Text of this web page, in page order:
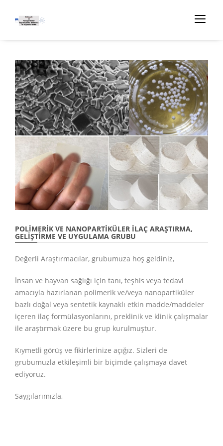
POLIMERIK VE NANOPARTIKÜLER İLAÇ ARAŞTIRMA,
GELIŞTIRME VE UYGULAMA GRUBU
Değerli Araştırmacılar, grubumuza hoş geldiniz,
İnsan ve hayvan sağlığı için tanı, teşhis veya tedavi
amacıyla hazırlanan polimerik ve/veya nanopartiküler
bazlı doğal veya sentetik kaynaklı etkin madde/maddeler
içeren ilaç formülasyonlarını, preklinik ve klinik çalışmalar
ile araştırmak üzere bu grup kurulmuştur.
Kıymetli görüş ve fikirlerinize açığız. Sizleri de
grubumuzla etkileşimli bir biçimde çalışmaya davet
ediyoruz.
Saygılarımızla,